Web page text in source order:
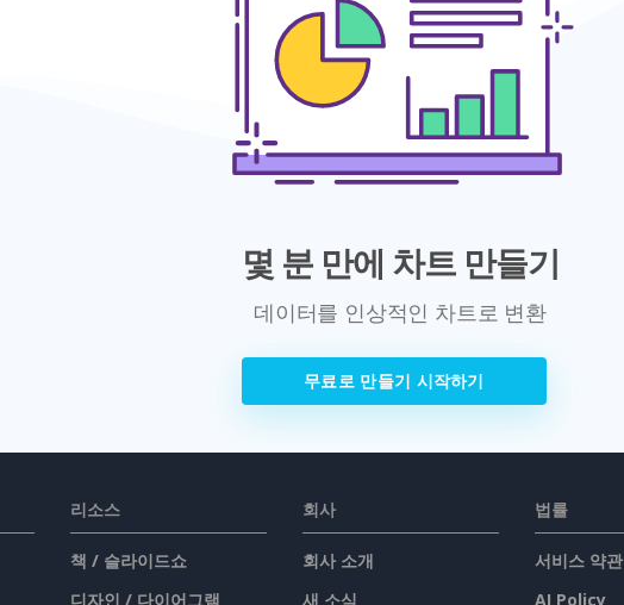
몇 분 만에 차트 만들기
데이터를 인상적인 차트로 변환
무료로 만들기 시작하기
리소스
책 / 슬라이드쇼
디자인 / 다이어그램
회사
회사 소개
새 소식
법률
서비스 약관
AI Policy